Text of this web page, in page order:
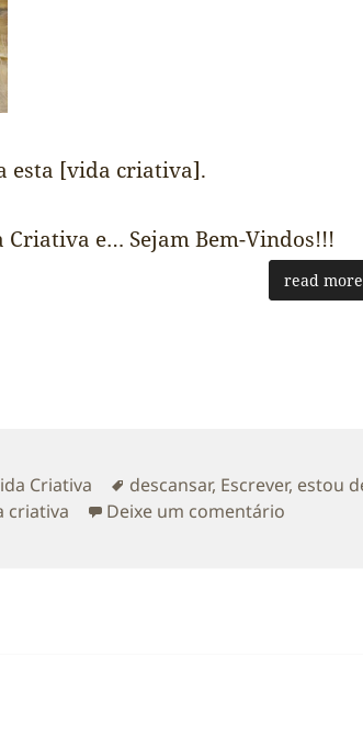
esta [vida criativa].
Criativa e… Sejam Bem-Vindos!!!
read more
Criativa Etiquetas
descansar, Escrever, estou
criativa Deixe um comentário